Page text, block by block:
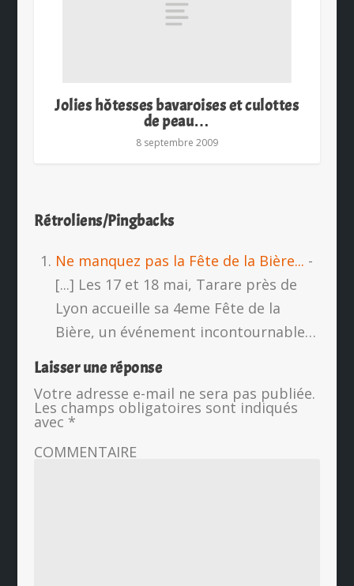
Jolies hôtesses bavaroises et culottes
de peau…
8 septembre 2009
Rétroliens/Pingbacks
Ne manquez pas la Fête de la Bière... -
[...] Les 17 et 18 mai, Tarare près de
Lyon accueille sa 4eme Fête de la
Bière, un événement incontournable…
Laisser une réponse
Votre adresse e-mail ne sera pas publiée.
Les champs obligatoires sont indiqués
avec *
COMMENTAIRE